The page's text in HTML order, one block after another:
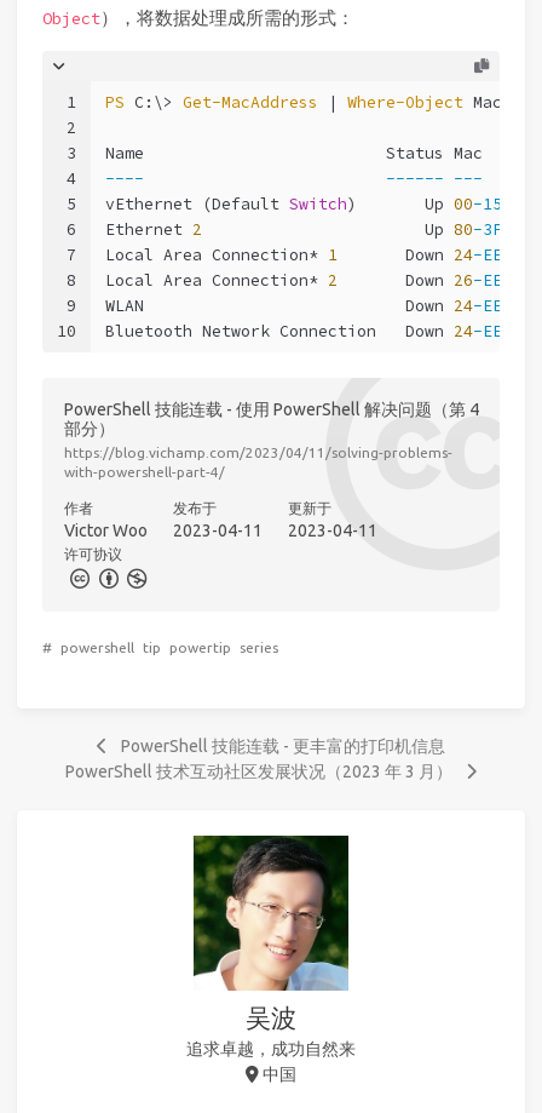
Object），将数据处理成所需的形式：
1
2
3
4
5
6
7
8
9
10
PS C:\> Get-MacAddress | Where-Object Mac |
Name                         Status Mac
----
------ ---
vEthernet (Default Switch)       Up 00-15-
Ethernet 2
                       Up
80-3F-
Local Area Connection* 1
       Down
24-EE-
Local Area Connection* 2
       Down
26-EE-
WLAN                           Down 24-EE-
Bluetooth Network Connection   Down 24-EE-
PowerShell 技能连载 - 使用 PowerShell 解决问题（第 4
部分）
https://blog.vichamp.com/2023/04/11/solving-problems-
with-powershell-part-4/
作者
Victor Woo
发布于
2023-04-11
更新于
2023-04-11
许可协议
# powershell tip powertip series
PowerShell 技能连载 - 更丰富的打印机信息
PowerShell 技术互动社区发展状况（2023 年 3 月）
吴波
追求卓越，成功自然来
中国